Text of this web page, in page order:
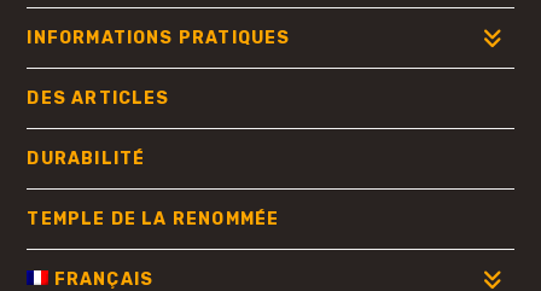
INFORMATIONS PRATIQUES
DES ARTICLES
DURABILITÉ
TEMPLE DE LA RENOMMÉE
FRANÇAIS